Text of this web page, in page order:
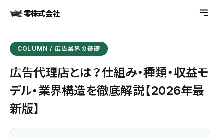
零株式会社
COLUMN / 広告業界の基礎
広告代理店とは？仕組み・種類・収益モ
デル・業界構造を徹底解説【2026年最
新版】